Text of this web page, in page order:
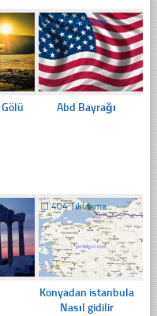
☐215 Tıklanma
Abd Bayrağı
☐404 Tıklanma
Konyadan istanbula
Nasıl gidilir